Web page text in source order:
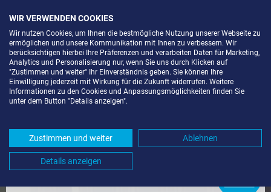
LAGERBOX IN CALW (75365) UND
Komfortabel einlagern mit Extraraum
WIR VERWENDEN COOKIES
Wir nutzen Cookies, um Ihnen die bestmögliche Nutzung unserer Webseite zu
ermöglichen und unsere Kommunikation mit Ihnen zu verbessern. Wir
berücksichtigen hierbei Ihre Präferenzen und verarbeiten Daten für Marketing,
Analytics und Personalisierung nur, wenn Sie uns durch Klicken auf
"Zustimmen und weiter" Ihr Einverständnis geben. Sie können Ihre
Einwilligung jederzeit mit Wirkung für die Zukunft widerrufen. Weitere
Informationen zu den Cookies und Anpassungsmöglichkeiten finden Sie
unter dem Button "Details anzeigen".
Zustimmen und weiter Ablehnen
Details anzeigen